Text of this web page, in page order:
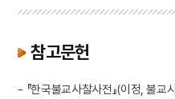
참고문헌
- 『한국불교사찰사전』(이정, 불